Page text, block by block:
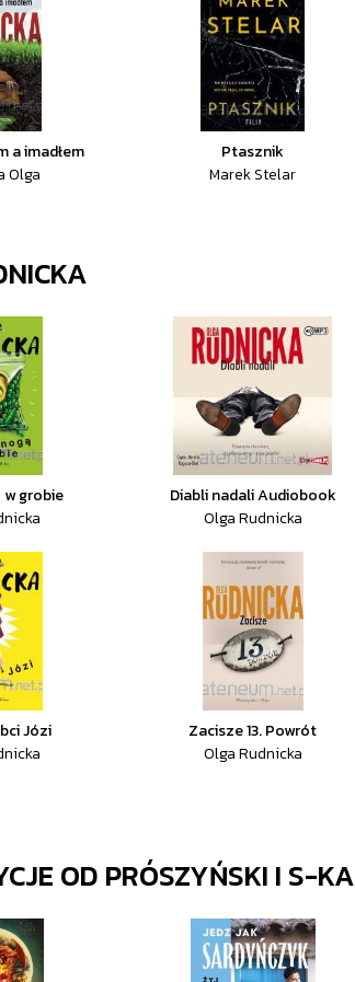
a imadłem
Olga
Ptasznik
Marek Stelar
grobie
Diabli nadali Audiobook
Olga Rudnicka
Józi
Zacisze 13. Powrót
Olga Rudnicka
OD PRÓSZYŃSKI I S-KA